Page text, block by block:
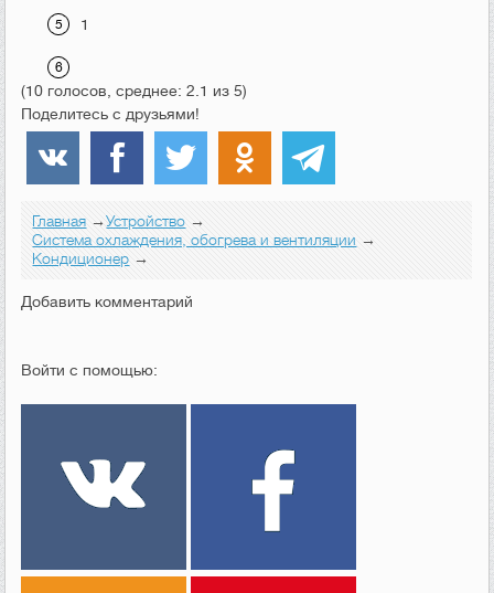
1
(10 голосов, среднее: 2.1 из 5)
Поделитесь с друзьями!
Главная →Устройство →
Система охлаждения, обогрева и вентиляции →
Кондиционер →
Добавить комментарий
Войти с помощью: